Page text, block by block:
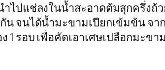
ำไปแช่ลงในน้ำสะอาดต้มสุกครึ่ง
น จนได้น้ำมะขามเปียกเข้มข้น จ
1 รอบ เพื่อคัดเอาเศษเปลือกมะ